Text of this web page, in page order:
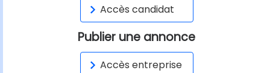
Accès candidat
Publier une annonce
Accès entreprise